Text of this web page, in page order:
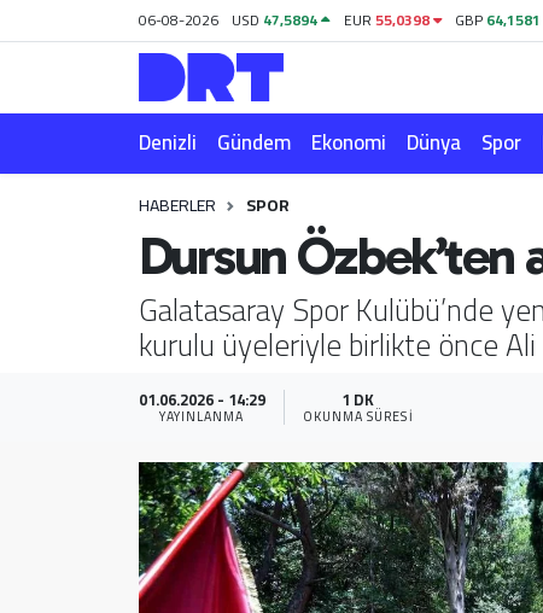
06-08-2026 USD 47,5894 EUR55,0398 GBP64,1581
Denizli Gündem Ekonomi Dünya Spor
HABERLER SPOR
Dursun Özbek’ten
Galatasaray Spor Kulübü’nde
kurulu üyeleriyle birlikte önce Ali
01.06.2026 - 14:29
YAYINLANMA
1 DK
OKUNMA SÜRESI
Gündem
Ekonomi
Magazin
Teknoloji
Hava Durumu
Trafik Durumu
Puan Durumu ve Fikstür
Tüm Manşetler
Son Dakika Haberleri
Haber Arşivi